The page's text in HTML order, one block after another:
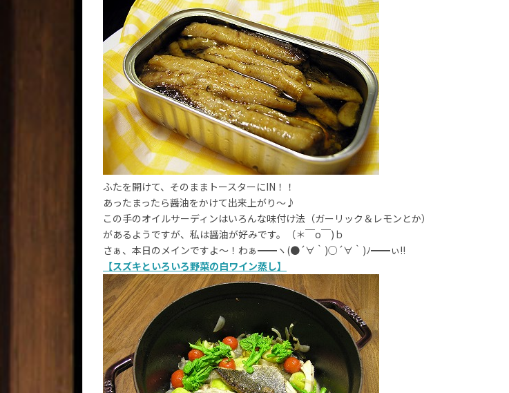
ふたを開けて、そのままトースターにIN！！
あったまったら醤油をかけて出来上がり～♪
この手のオイルサーディンはいろんな味付け法（ガーリック＆レモンとか）
があるようですが、私は醤油が好みです。（＊￣o￣)ｂ
さぁ、本日のメインですよ～！わぁ━━ヽ(●´∀｀)○´∀｀)ﾉ━━ぃ!!
【スズキといろいろ野菜の白ワイン蒸し】